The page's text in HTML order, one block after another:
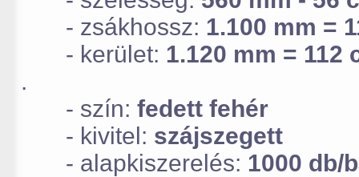
- zsákhossz: 1.100 mm =
- kerület: 1.120 mm = 112
.
- szín: fedett fehér
- kivitel: szájszegett
- alapkiszerelés: 1000 db/